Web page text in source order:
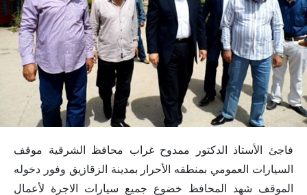
فاجئ الأستاذ الدكتور ممدوح غراب محافظ الشرقية موقف
السيارات العمومي بمنطقه الأحرار بمدينة الزقازيق وفور دخوله
الموقف شهد المحافظ خضوع جميع سيارات الاجرة لأعمال